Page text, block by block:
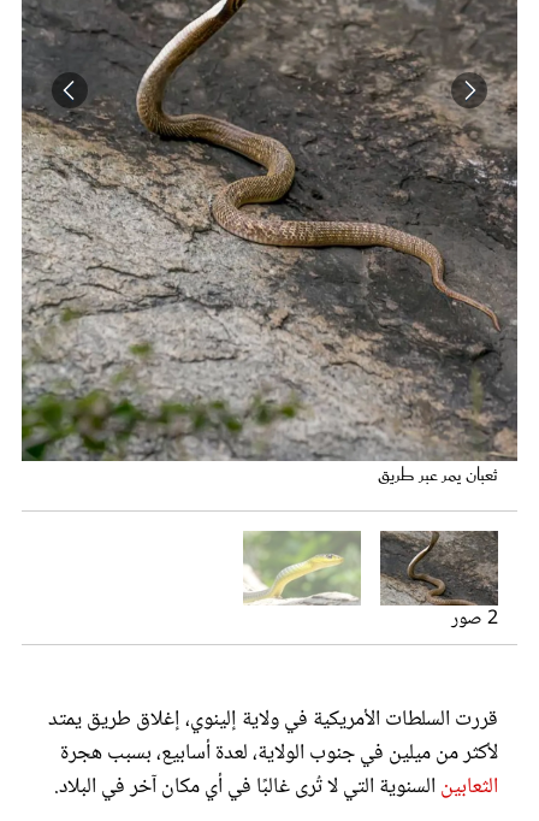
ثعبان يمر عبر طريق
ثعبان في غابة
2 صور
قررت السلطات الأمريكية في ولاية إلينوي، إغلاق طريق يمتد
لأكثر من ميلين في جنوب الولاية، لعدة أسابيع، بسبب هجرة
الثعابين السنوية التي لا تُرى غالبًا في أي مكان آخر في البلاد.
مجلة سيدتي
غلاف رفمي